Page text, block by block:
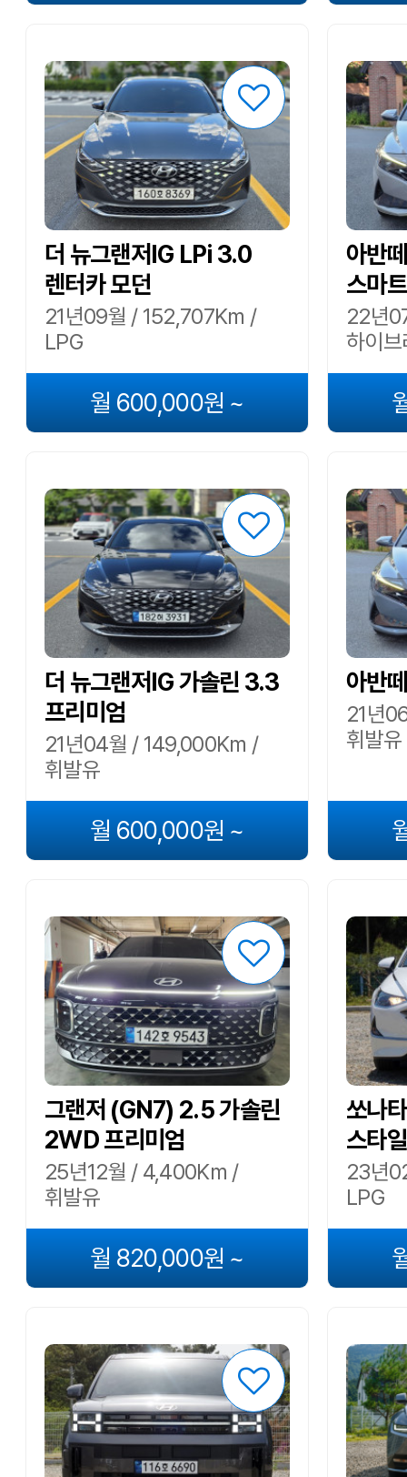
더 뉴그랜저IG LPi 3.0
렌터카 모던
21년09월 / 152,707Km /
LPG
월 600,000원 ~
아반
스마트
22년
하이브
더 뉴그랜저IG 가솔린 3.3
프리미엄
21년04월 / 149,000Km /
휘발유
월 600,000원 ~
아반
21년
휘발유
그랜저 (GN7) 2.5 가솔린
2WD 프리미엄
25년12월 / 4,400Km /
휘발유
월 820,000원 ~
쏘나
스타일
23년
LPG